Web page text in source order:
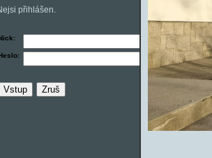
přihlášen.